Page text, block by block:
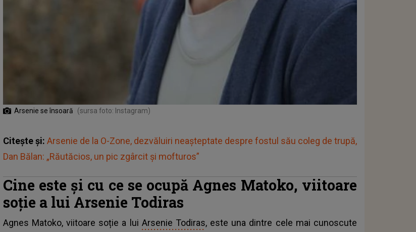
Arsenie se însoară (sursa foto: Instagram)
Citește și: Arsenie de la O-Zone, dezvăluiri neașteptate despre fostul său coleg de trupă,
Dan Bălan: „Răutăcios, un pic zgârcit și mofturos”
Cine este și cu ce se ocupă Agnes Matoko, viitoare
soție a lui Arsenie Todiras
Agnes Matoko, viitoare soție a lui Arsenie Todiras, este una dintre cele mai cunoscute